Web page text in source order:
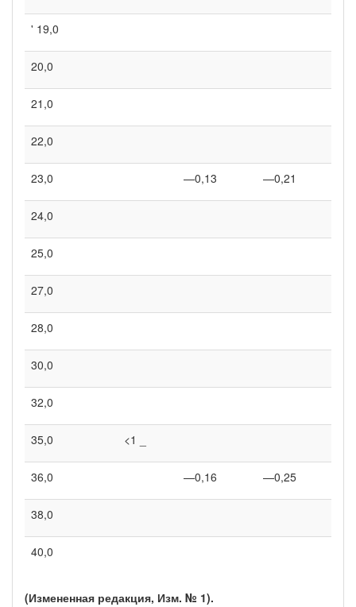
' 19,0
20,0
21,0
22,0
23,0 —0,13 —0,21
24,0
25,0
27,0
28,0
30,0
32,0
35,0 <1 _
36,0 —0,16 —0,25
38,0
40,0
(Измененная редакция, Изм. № 1).